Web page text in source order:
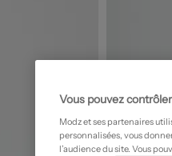
Vous pouvez
Modz et ses partenaires
personnalisées, vous
l’audience du site. Vous